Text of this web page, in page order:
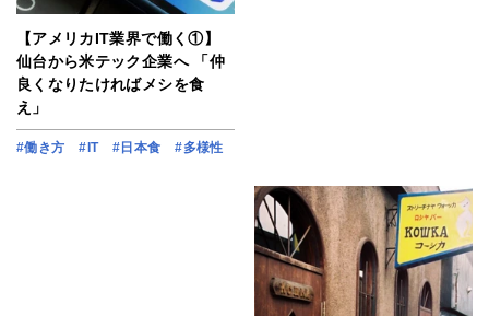
【アメリカIT業界で働く①】
仙台から米テック企業へ 「仲
良くなりたければメシを食
え」
#働き方 #IT #日本食 #多様性